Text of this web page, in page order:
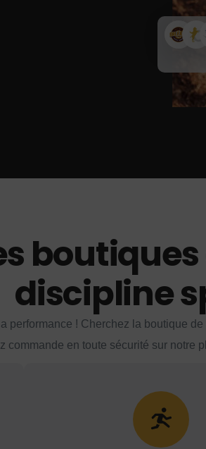
discipline
performance ! Cherchez la boutique
commande en toute sécurité sur notre